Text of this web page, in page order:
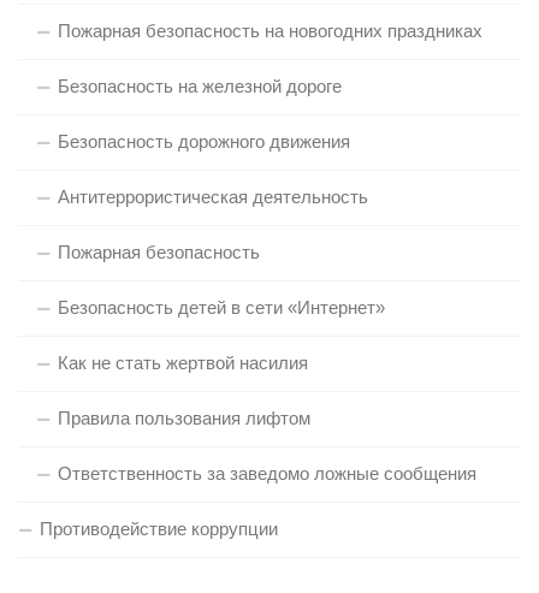
Пожарная безопасность на новогодних праздниках
Безопасность на железной дороге
Безопасность дорожного движения
Антитеррористическая деятельность
Пожарная безопасность
Безопасность детей в сети «Интернет»
Как не стать жертвой насилия
Правила пользования лифтом
Ответственность за заведомо ложные сообщения
Противодействие коррупции